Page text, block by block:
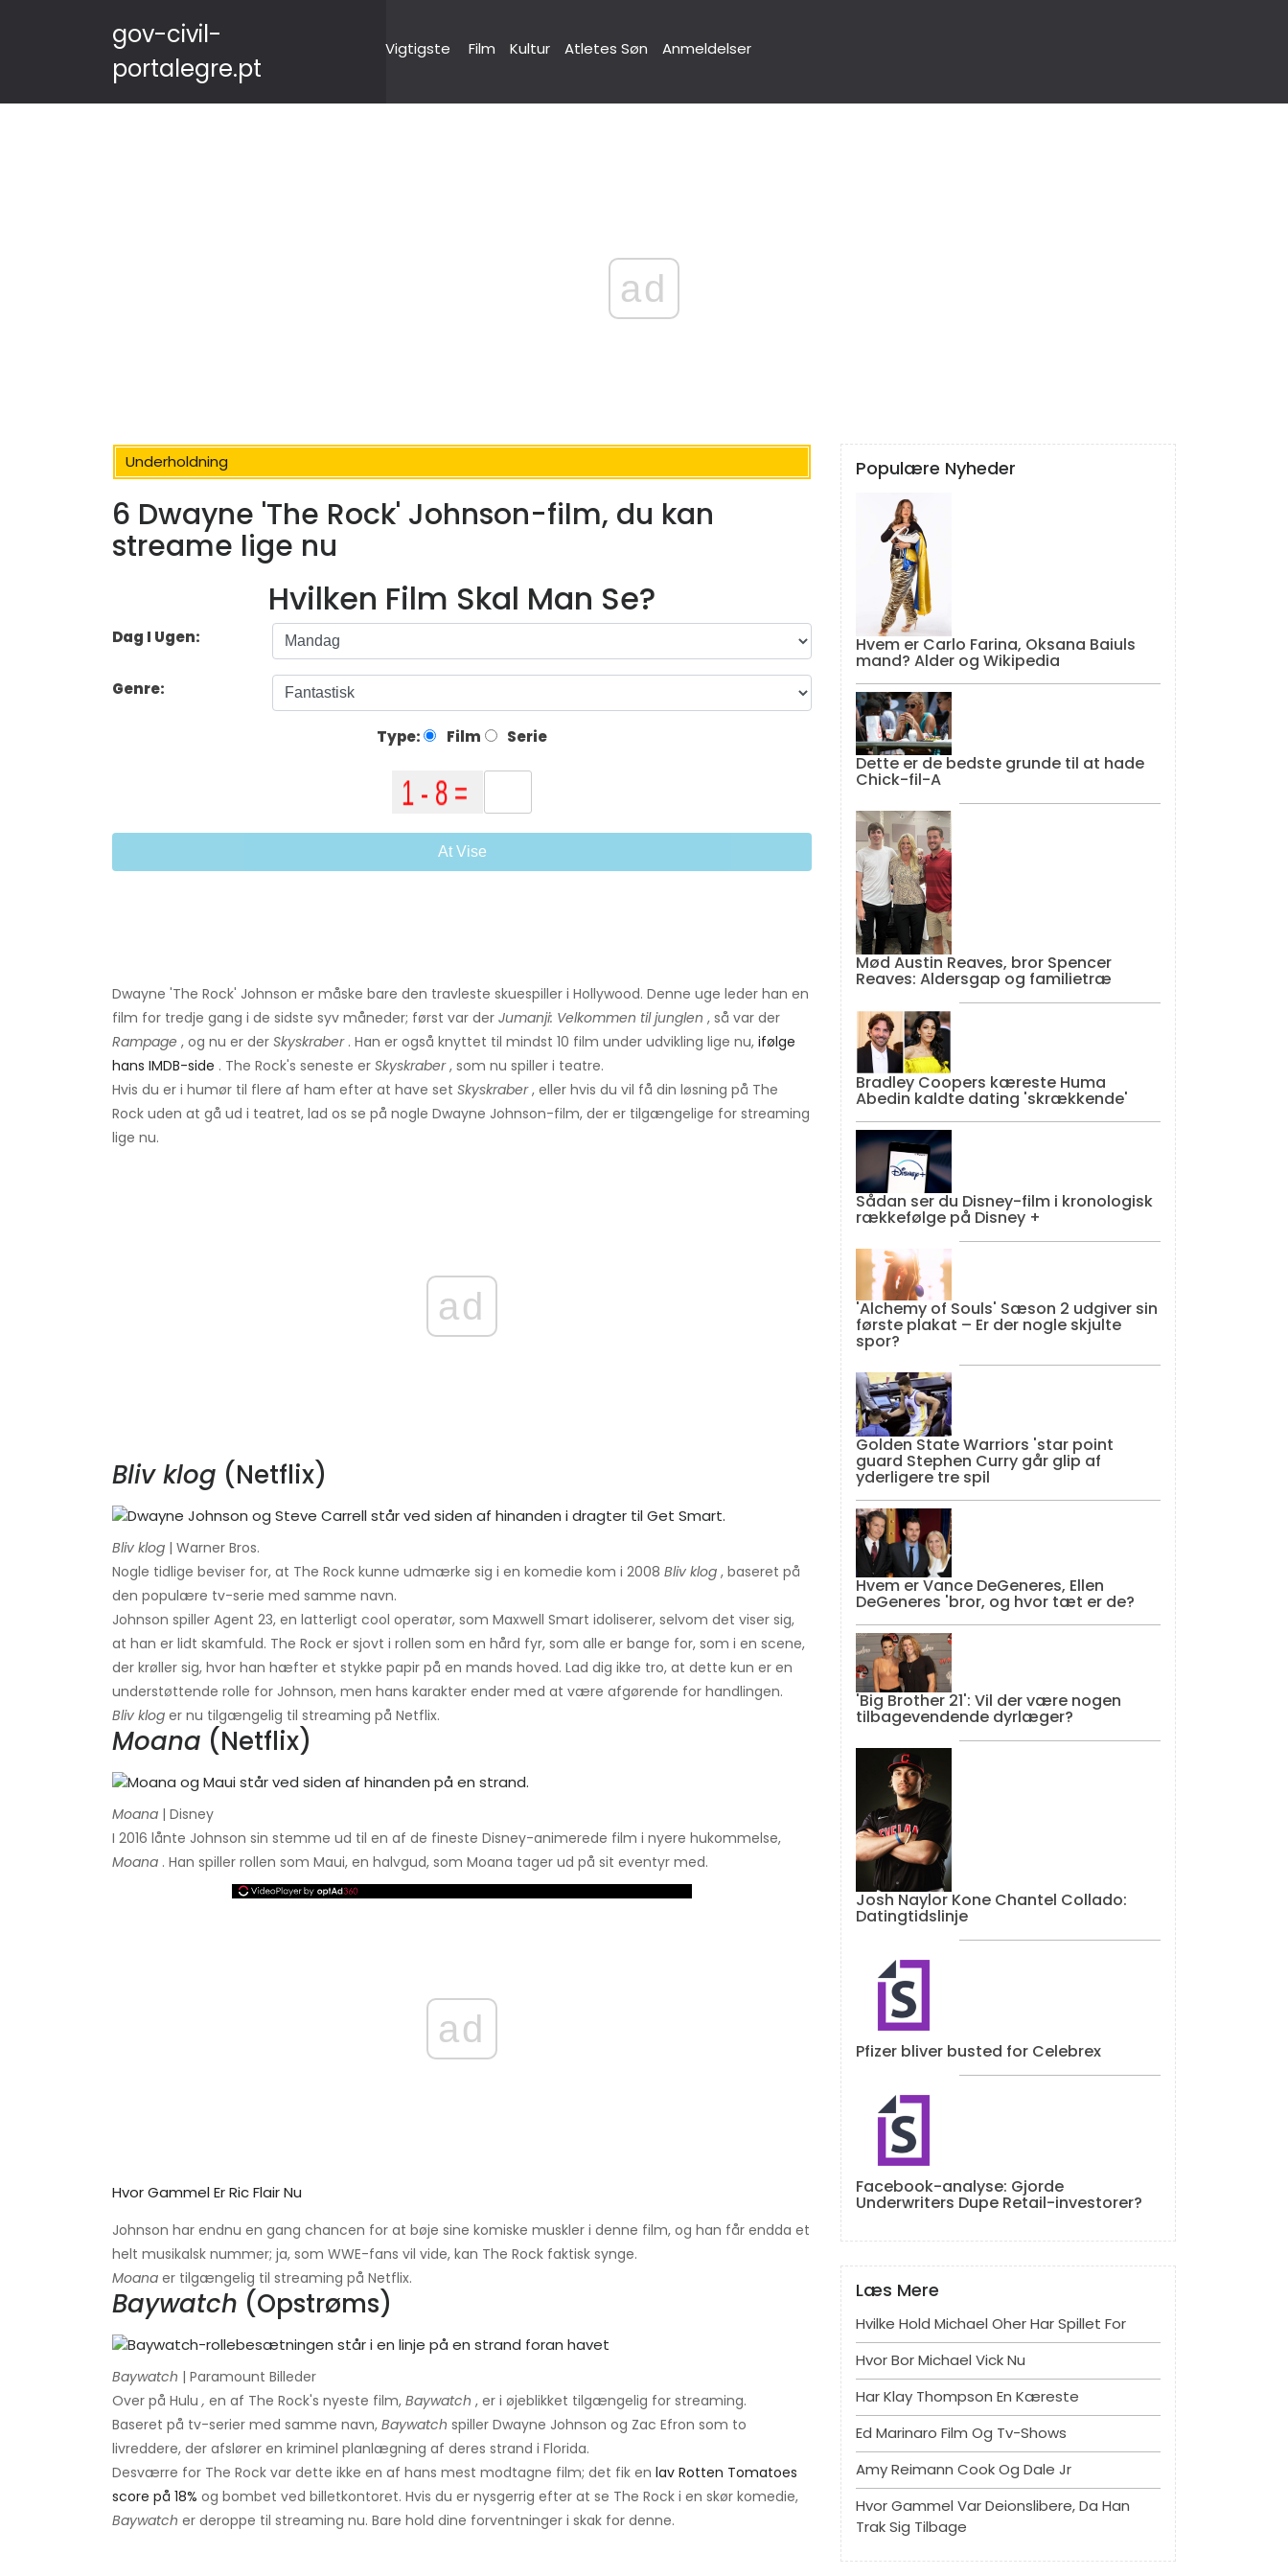
gov-civil-
portalegre.pt
Vigtigste Film Kultur Atletes Søn Anmeldelser
ad
Underholdning
6 Dwayne 'The Rock' Johnson-film, du kan
streame lige nu
Hvilken Film Skal Man Se?
Dag I Ugen:
Genre:
Type: Film Serie
At Vise
Dwayne 'The Rock' Johnson er måske bare den travleste skuespiller i Hollywood. Denne uge leder han en
film for tredje gang i de sidste syv måneder; først var der Jumanji: Velkommen til junglen , så var der
Rampage , og nu er der Skyskraber. Han er også knyttet til mindst 10 film under udvikling lige nu, ifølge
hans IMDB-side . The Rock's seneste er Skyskraber, som nu spiller i teatre.
Hvis du er i humør til flere af ham efter at have set Skyskraber, eller hvis du vil få din løsning på The
Rock uden at gå ud i teatret, lad os se på nogle Dwayne Johnson-film, der er tilgængelige for streaming
lige nu.
ad
Bliv klog (Netflix)
Bliv klog | Warner Bros.
Nogle tidlige beviser for, at The Rock kunne udmærke sig i en komedie kom i 2008 Bliv klog , baseret på
den populære tv-serie med samme navn.
Johnson spiller Agent 23, en latterligt cool operatør, som Maxwell Smart idoliserer, selvom det viser sig,
at han er lidt skamfuld. The Rock er sjovt i rollen som en hård fyr, som alle er bange for, som i en scene,
der krøller sig, hvor han hæfter et stykke papir på en mands hoved. Lad dig ikke tro, at dette kun er en
understøttende rolle for Johnson, men hans karakter ender med at være afgørende for handlingen.
Bliv klog er nu tilgængelig til streaming på Netflix.
Moana (Netflix)
Moana | Disney
I 2016 lånte Johnson sin stemme ud til en af ​​de fineste Disney-animerede film i nyere hukommelse,
Moana . Han spiller rollen som Maui, en halvgud, som Moana tager ud på sit eventyr med.
ad
Hvor Gammel Er Ric Flair Nu
Johnson har endnu en gang chancen for at bøje sine komiske muskler i denne film, og han får endda et
helt musikalsk nummer; ja, som WWE-fans vil vide, kan The Rock faktisk synge.
Moana er tilgængelig til streaming på Netflix.
Baywatch (Opstrøms)
Baywatch | Paramount Billeder
Over på Hulu, en af ​​The Rock's nyeste film, Baywatch , er i øjeblikket tilgængelig for streaming.
Baseret på tv-serier med samme navn, Baywatch spiller Dwayne Johnson og Zac Efron som to
livreddere, der afslører en kriminel planlægning af deres strand i Florida.
Desværre for The Rock var dette ikke en af ​​hans mest modtagne film; det fik en lav Rotten Tomatoes
score på 18% og bombet ved billetkontoret. Hvis du er nysgerrig efter at se The Rock i en skør komedie,
Baywatch er deroppe til streaming nu. Bare hold dine forventninger i skak for denne.
Populære Nyheder
Hvem er Carlo Farina, Oksana Baiuls
mand? Alder og Wikipedia
Dette er de bedste grunde til at hade
Chick-fil-A
Mød Austin Reaves, bror Spencer
Reaves: Aldersgap og familietræ
Bradley Coopers kæreste Huma
Abedin kaldte dating 'skrækkende'
Sådan ser du Disney-film i kronologisk
rækkefølge på Disney +
'Alchemy of Souls' Sæson 2 udgiver sin
første plakat – Er der nogle skjulte
spor?
Golden State Warriors 'star point
guard Stephen Curry går glip af
yderligere tre spil
Hvem er Vance DeGeneres, Ellen
DeGeneres 'bror, og hvor tæt er de?
'Big Brother 21': Vil der være nogen
tilbagevendende dyrlæger?
Josh Naylor Kone Chantel Collado:
Datingtidslinje
Pfizer bliver busted for Celebrex
Facebook-analyse: Gjorde
Underwriters Dupe Retail-investorer?
Læs Mere
Hvilke Hold Michael Oher Har Spillet For
Hvor Bor Michael Vick Nu
Har Klay Thompson En Kæreste
Ed Marinaro Film Og Tv-Shows
Amy Reimann Cook Og Dale Jr
Hvor Gammel Var Deionslibere, Da Han
Trak Sig Tilbage